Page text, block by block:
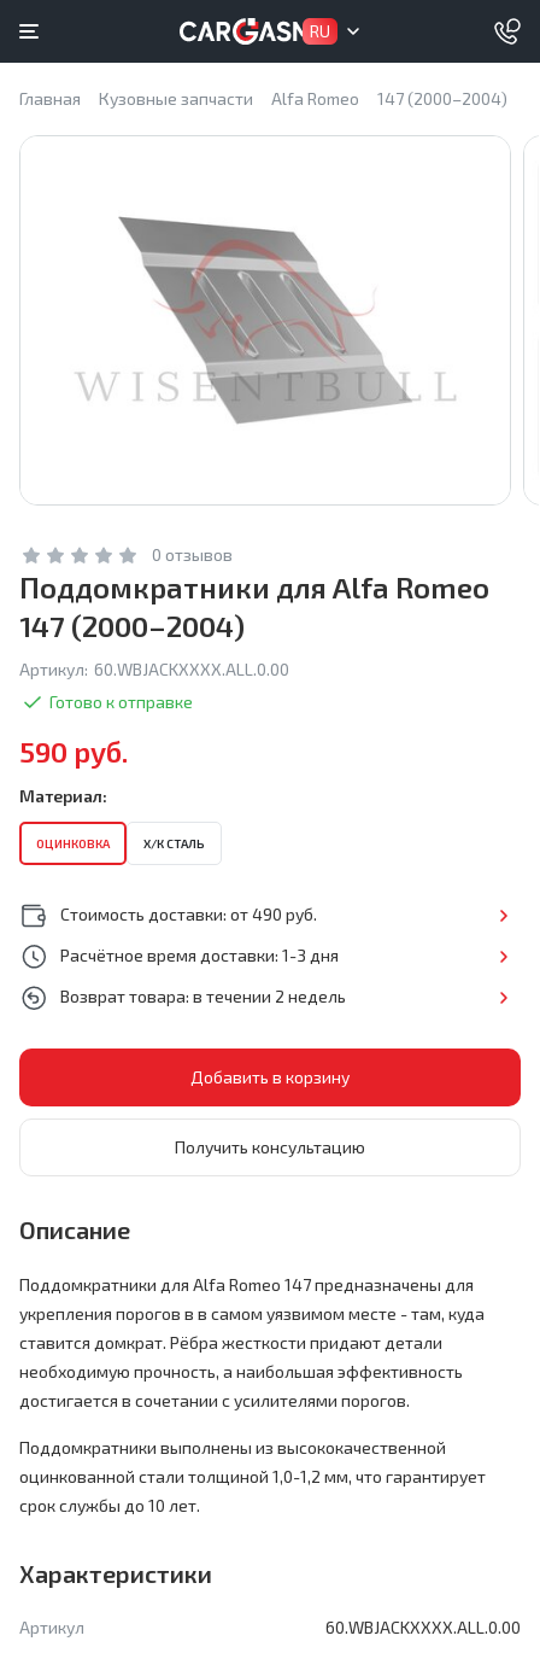
RU
Главная Кузовные запчасти Alfa Romeo 147 (2000–2004)
0 отзывов
Поддомкратники для Alfa Romeo
147 (2000–2004)
Артикул: 60.WBJACKXXXX.ALL.0.00
Готово к отправке
590 руб.
Материал:
ОЦИНКОВКА Х/К СТАЛЬ
Стоимость доставки: от 490 руб.
Расчётное время доставки: 1-3 дня
Возврат товара: в течении 2 недель
Получить консультацию
Описание
Поддомкратники для Alfa Romeo 147 предназначены для
укрепления порогов в в самом уязвимом месте - там, куда
ставится домкрат. Рёбра жесткости придают детали
необходимую прочность, а наибольшая эффективность
достигается в сочетании с усилителями порогов.
Поддомкратники выполнены из высококачественной
оцинкованной стали толщиной 1,0-1,2 мм, что гарантирует
срок службы до 10 лет.
Характеристики
Артикул
60.WBJACKXXXX.ALL.0.00